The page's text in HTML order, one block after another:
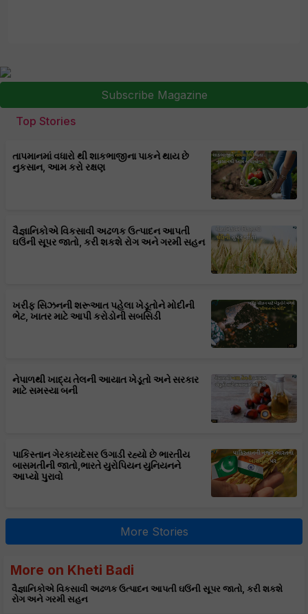
Subscribe Magazine
Top Stories
તાપમાનમાં વધારો થી શાકભાજીના પાકને થાય છે
નુકસાન, આમ કરો રક્ષણ
વૈજ્ઞાનિકોએ વિકસાવી અઢળક ઉત્પાદન આપતી
ઘઉંની સૂપર જાતો, કરી શકશે રોગ અને ગરમી સહન
ખરીફ સિઝનની શરૂઆત પહેલા ખેડૂતોને મોદીની
ભેટ, ખાતર માટે આપી કરોડોની સબસિડી
નેપાળથી ખાદ્ય તેલની આયાત ખેડૂતો અને સરકાર
માટે સમસ્યા બની
પાકિસ્તાન ગેરકાયદેસર ઉગાડી રહ્યો છે ભારતીય
બાસમતીની જાતો,ભારતે યુરોપિયન યુનિયનને
આપ્યો પુરાવો
More Stories
More on Kheti Badi
વૈજ્ઞાનિકોએ વિકસાવી અઢળક ઉત્પાદન આપતી ઘઉંની સૂપર જાતો, કરી શકશે
રોગ અને ગરમી સહન